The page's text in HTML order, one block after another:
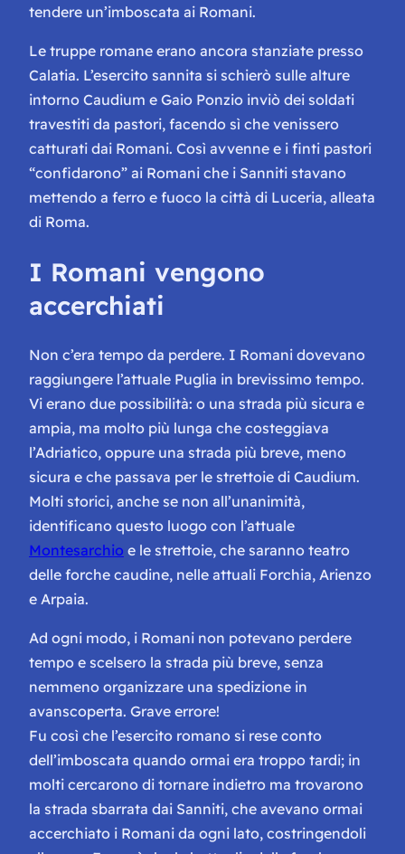
tendere un’imboscata ai Romani.
Le truppe romane erano ancora stanziate presso
Calatia. L’esercito sannita si schierò sulle alture
intorno Caudium e Gaio Ponzio inviò dei soldati
travestiti da pastori, facendo sì che venissero
catturati dai Romani. Così avvenne e i finti pastori
“confidarono” ai Romani che i Sanniti stavano
mettendo a ferro e fuoco la città di Luceria, alleata
di Roma.
I Romani vengono
accerchiati
Non c’era tempo da perdere. I Romani dovevano
raggiungere l’attuale Puglia in brevissimo tempo.
Vi erano due possibilità: o una strada più sicura e
ampia, ma molto più lunga che costeggiava
l’Adriatico, oppure una strada più breve, meno
sicura e che passava per le strettoie di Caudium.
Molti storici, anche se non all’unanimità,
identificano questo luogo con l’attuale
Montesarchio e le strettoie, che saranno teatro
delle forche caudine, nelle attuali Forchia, Arienzo
e Arpaia.
Ad ogni modo, i Romani non potevano perdere
tempo e scelsero la strada più breve, senza
nemmeno organizzare una spedizione in
avanscoperta. Grave errore!
Fu così che l’esercito romano si rese conto
dell’imboscata quando ormai era troppo tardi; in
molti cercarono di tornare indietro ma trovarono
la strada sbarrata dai Sanniti, che avevano ormai
accerchiato i Romani da ogni lato, costringendoli